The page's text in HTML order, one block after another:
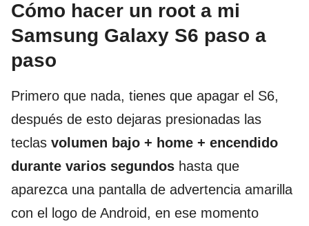
Cómo hacer un root a mi
Samsung Galaxy S6 paso a
paso
Primero que nada, tienes que apagar el S6,
después de esto dejaras presionadas las
teclas volumen bajo + home + encendido
durante varios segundos hasta que
aparezca una pantalla de advertencia amarilla
con el logo de Android, en ese momento